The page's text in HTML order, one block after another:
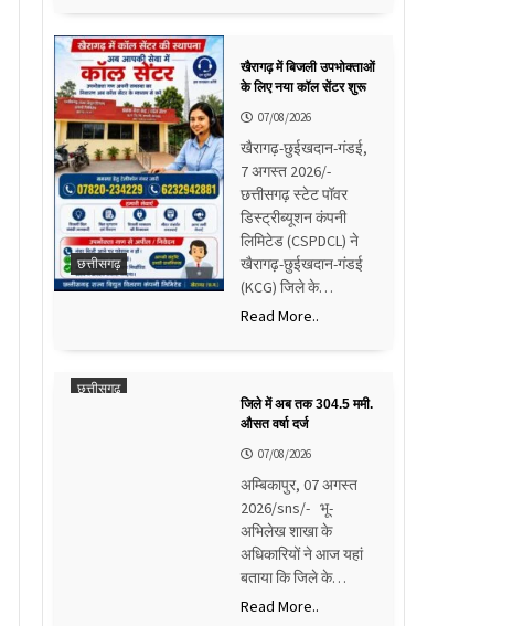
छत्तीसगढ़
खैरागढ़ में बिजली उपभोक्ताओं
के लिए नया कॉल सेंटर शुरू
07/08/2026
खैरागढ़-छुईखदान-गंडई,
7 अगस्त 2026/-
छत्तीसगढ़ स्टेट पॉवर
डिस्ट्रीब्यूशन कंपनी
लिमिटेड (CSPDCL) ने
खैरागढ़-छुईखदान-गंडई
(KCG) जिले के…
Read More..
छत्तीसगढ़
जिले में अब तक 304.5 ममी.
औसत वर्षा दर्ज
07/08/2026
अम्बिकापुर, 07 अगस्त
2026/sns/- भू-
अभिलेख शाखा के
अधिकारियों ने आज यहां
बताया कि जिले के…
Read More..